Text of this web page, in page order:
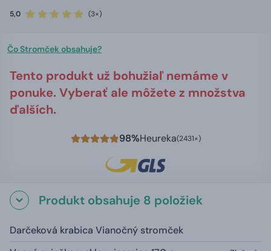
5,0 (3×)
Čo Stromček obsahuje?
Tento produkt už bohužiaľ nemáme v
ponuke. Vyberať ale môžete z množstva
ďalších.
98%Heureka(2431×)
Produkt obsahuje 8 položiek
Darčeková krabica Vianočný stromček